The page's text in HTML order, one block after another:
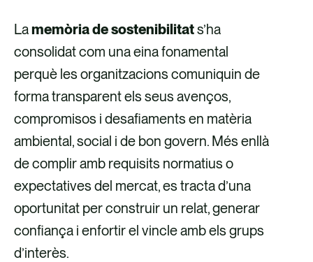
m
p
a
r
t
e
i
x
a
t
r
m
p
a
r
t
e
i
x
a
t
r
m
p
a
r
t
e
i
x
a
t
m
p
a
r
t
e
i
x
p
e
Lamemòria de sostenibilitats’ha
consolidat com una eina fonamental
perquè les organitzacions comuniquin de
forma transparent els seus avenços,
compromisos i desafiaments en matèria
ambiental, social i de bon govern. Més enllà
de complir amb requisits normatius o
expectatives del mercat, es tracta d’una
oportunitat per construir un relat, generar
confiança i enfortir el vincle amb els grups
d’interès.